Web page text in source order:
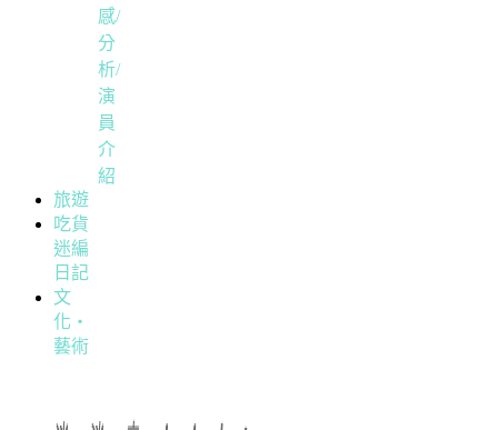
感/
分
析/
演
員
介
紹
旅遊
吃貨
迷編
日記
文
化・
藝術